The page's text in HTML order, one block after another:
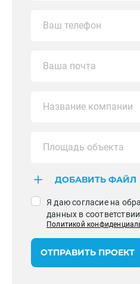
ДОБАВИТЬ ФАЙЛ
Я даю согласие на
данных в
Политикой
ОТПРАВИТЬ ПРОЕКТ